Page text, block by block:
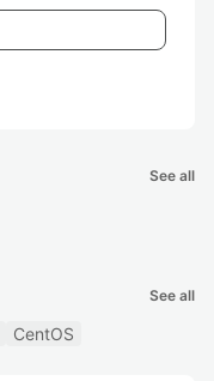
See all
See all
CentOS